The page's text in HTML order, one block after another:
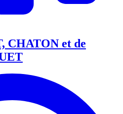
CHATON et de